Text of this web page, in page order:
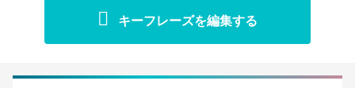
キーフレーズを編集する